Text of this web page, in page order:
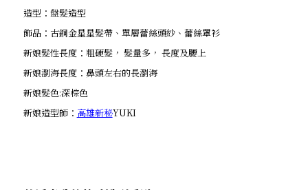
造型：盤髮造型
飾品：古銅金星星髮帶、單層蕾絲頭紗、蕾絲罩衫
新娘髮性長度：粗硬髮， 髮量多， 長度及腰上
新娘瀏海長度：鼻頭左右的長瀏海
新娘髮色:深棕色
新娘造型師： 高雄新秘YUKI